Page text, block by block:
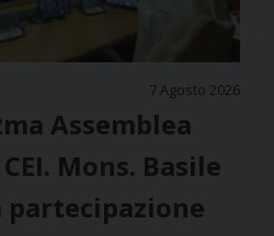
7 Agosto 2026
Assemblea
Mons. Basile